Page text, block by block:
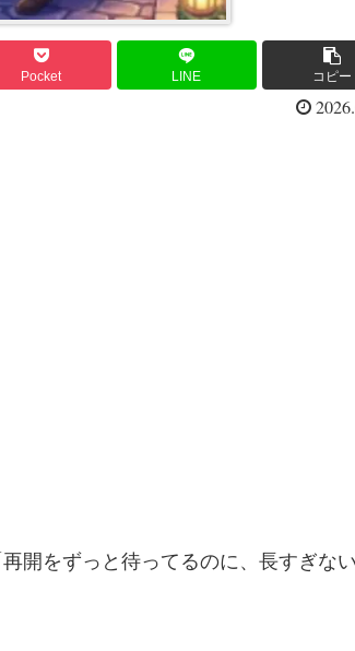
Pocket LINE コピー
開をずっと待ってるのに、長すぎない